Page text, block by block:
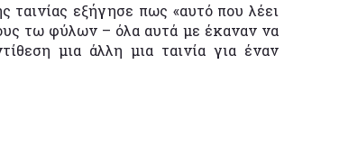
ταινίας εξήγησε πως «αυτό που λέει
τω φύλων – όλα αυτά με έκαναν να
μια άλλη μια ταινία για έναν